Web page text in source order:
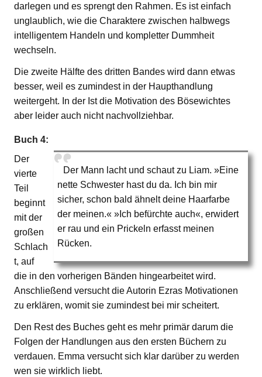
darlegen und es sprengt den Rahmen. Es ist einfach
unglaublich, wie die Charaktere zwischen halbwegs
intelligentem Handeln und kompletter Dummheit
wechseln.
Die zweite Hälfte des dritten Bandes wird dann etwas
besser, weil es zumindest in der Haupthandlung
weitergeht. In der Ist die Motivation des Bösewichtes
aber leider auch nicht nachvollziehbar.
Buch 4:
Der Mann lacht und schaut zu Liam. »Eine
nette Schwester hast du da. Ich bin mir
sicher, schon bald ähnelt deine Haarfarbe
der meinen.« »Ich befürchte auch«, erwidert
er rau und ein Prickeln erfasst meinen
Rücken.
Der
vierte
Teil
beginnt
mit der
großen
Schlach
t, auf
die in den vorherigen Bänden hingearbeitet wird.
Anschließend versucht die Autorin Ezras Motivationen
zu erklären, womit sie zumindest bei mir scheitert.
Den Rest des Buches geht es mehr primär darum die
Folgen der Handlungen aus den ersten Büchern zu
verdauen. Emma versucht sich klar darüber zu werden
wen sie wirklich liebt.